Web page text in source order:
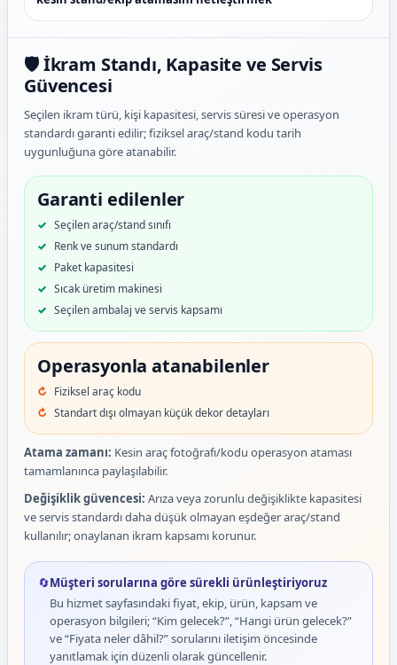
🛡️ İkram Standı, Kapasite ve Servis
Güvencesi
Seçilen ikram türü, kişi kapasitesi, servis süresi ve operasyon
standardı garanti edilir; fiziksel araç/stand kodu tarih
uygunluğuna göre atanabilir.
Garanti edilenler
Seçilen araç/stand sınıfı
Renk ve sunum standardı
Paket kapasitesi
Sıcak üretim makinesi
Seçilen ambalaj ve servis kapsamı
Operasyonla atanabilenler
Fiziksel araç kodu
Standart dışı olmayan küçük dekor detayları
Atama zamanı: Kesin araç fotoğrafı/kodu operasyon ataması
tamamlanınca paylaşılabilir.
Değişiklik güvencesi: Arıza veya zorunlu değişiklikte kapasitesi
ve servis standardı daha düşük olmayan eşdeğer araç/stand
kullanılır; onaylanan ikram kapsamı korunur.
🔄Müşteri sorularına göre sürekli ürünleştiriyoruz
Bu hizmet sayfasındaki fiyat, ekip, ürün, kapsam ve
operasyon bilgileri; “Kim gelecek?”, “Hangi ürün gelecek?”
ve “Fiyata neler dâhil?” sorularını iletişim öncesinde
yanıtlamak için düzenli olarak güncellenir.